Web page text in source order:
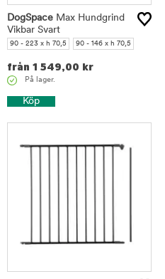
DogSpace Max Hundgrind
Vikbar Svart
90 - 223 x h 70,5 90 - 146 x h 70,5
från 1 549,00 kr
På lager.
Köp